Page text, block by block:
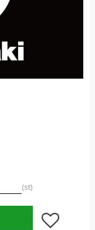
st
Lägg till i